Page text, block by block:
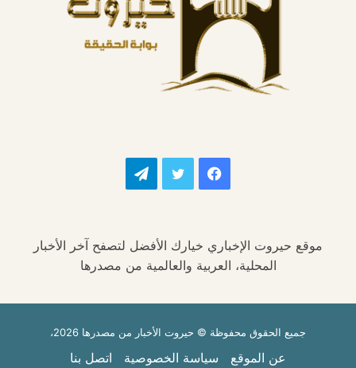
فيسبوك تويتر تيلقرام
موقع حيروت الإخباري خيارك الأفضل لتصفح آخر الأخبار
المحلية، العربية والعالمية من مصدرها
جميع الحقوق محفوظة © حيروت الأخبار من مصدرها 2026،
عن الموقع سياسة الخصوصية اتصل بنا